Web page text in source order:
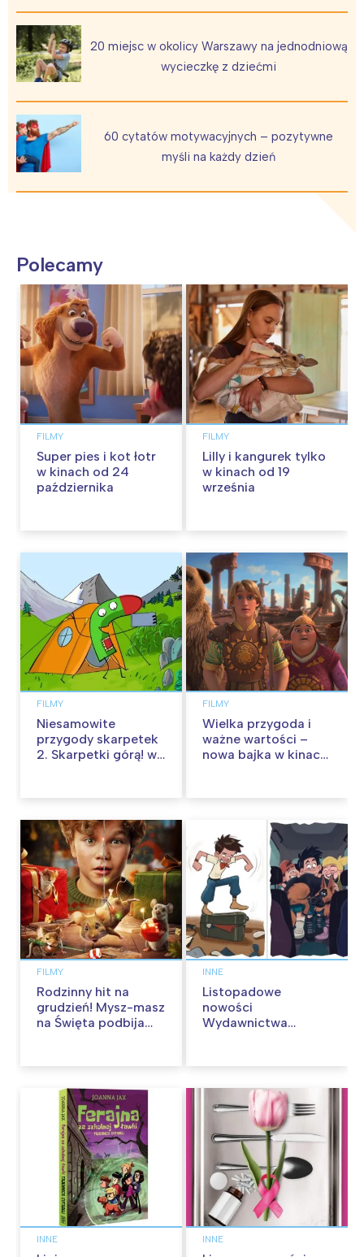
20 miejsc w okolicy Warszawy na jednodniową
wycieczkę z dziećmi
60 cytatów motywacyjnych – pozytywne
myśli na każdy dzień
Polecamy
FILMY
Super pies i kot łotr
w kinach od 24
października
FILMY
Lilly i kangurek tylko
w kinach od 19
września
FILMY
Niesamowite
przygody skarpetek
2. Skarpetki górą! w
FILMY
Wielka przygoda i
ważne wartości –
nowa bajka w kinach
FILMY
Rodzinny hit na
grudzień! Mysz-masz
na Święta podbija
INNE
Listopadowe
nowości
Wydawnictwa
INNE INNE